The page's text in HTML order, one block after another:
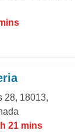
28, 18013,
21 mins